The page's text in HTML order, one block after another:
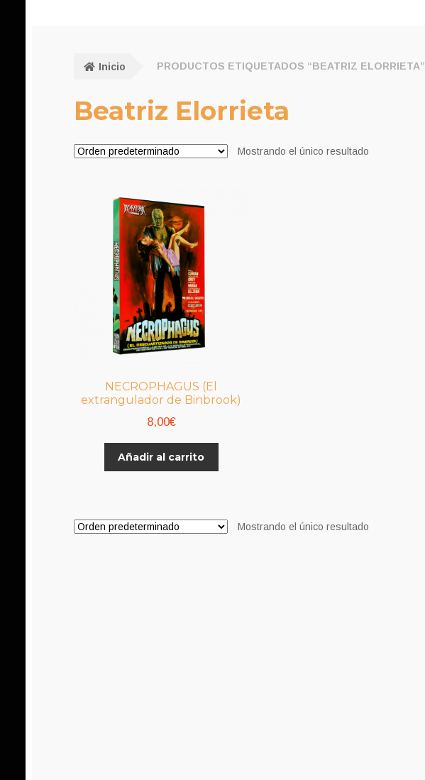
Inicio PRODUCTOS ETIQUETADOS “BEATRIZ ELORRIETA”
Beatriz Elorrieta
Mostrando el único resultado
NECROPHAGUS (El
extrangulador de Binbrook)
8,00€
Añadir al carrito
Mostrando el único resultado